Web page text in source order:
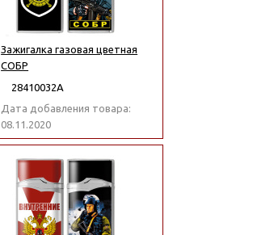
Зажигалка газовая цветная
СОБР
28410032А
Дата добавления товара:
08.11.2020